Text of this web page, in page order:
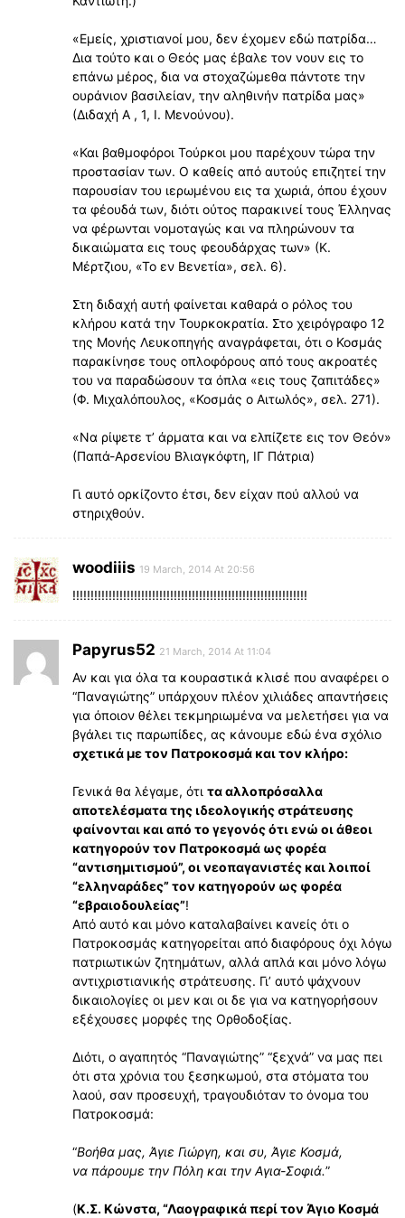
«Εμείς, χριστιανοί μου, δεν έχομεν εδώ πατρίδα…
Δια τούτο και ο Θεός μας έβαλε τον νουν εις το
επάνω μέρος, δια να στοχαζώμεθα πάντοτε την
ουράνιον βασιλείαν, την αληθινήν πατρίδα μας»
(Διδαχή Α , 1, Ι. Μενούνου).
«Και βαθμοφόροι Τούρκοι μου παρέχουν τώρα την
προστασίαν των. Ο καθείς από αυτούς επιζητεί την
παρουσίαν του ιερωμένου εις τα χωριά, όπου έχουν
τα φέουδά των, διότι ούτος παρακινεί τους Έλληνας
να φέρωνται νομοταγώς και να πληρώνουν τα
δικαιώματα εις τους φεουδάρχας των» (Κ.
Μέρτζιου, «Το εν Βενετία», σελ. 6).
Στη διδαχή αυτή φαίνεται καθαρά ο ρόλος του
κλήρου κατά την Τουρκοκρατία. Στο χειρόγραφο 12
της Μονής Λευκοπηγής αναγράφεται, ότι ο Κοσμάς
παρακίνησε τους οπλοφόρους από τους ακροατές
του να παραδώσουν τα όπλα «εις τους ζαπιτάδες»
(Φ. Μιχαλόπουλος, «Κοσμάς ο Αιτωλός», σελ. 271).
«Να ρίψετε τ’ άρματα και να ελπίζετε εις τον Θεόν»
(Παπά-Αρσενίου Βλιαγκόφτη, ΙΓ Πάτρια)
Γι αυτό ορκίζοντο έτσι, δεν είχαν πού αλλού να
στηριχθούν.
woodiiis 19 March, 2014 At 20:56
!!!!!!!!!!!!!!!!!!!!!!!!!!!!!!!!!!!!!!!!!!!!!!!!!!!!!!!!!!!!!!!!!
Papyrus52 21 March, 2014 At 11:04
Αν και για όλα τα κουραστικά κλισέ που αναφέρει ο
“Παναγιώτης” υπάρχουν πλέον χιλιάδες απαντήσεις
για όποιον θέλει τεκμηριωμένα να μελετήσει για να
βγάλει τις παρωπίδες, ας κάνουμε εδώ ένα σχόλιο
σχετικά με τον Πατροκοσμά και τον κλήρο:
Γενικά θα λέγαμε, ότι τα αλλοπρόσαλλα
αποτελέσματα της ιδεολογικής στράτευσης
φαίνονται και από το γεγονός ότι ενώ οι άθεοι
κατηγορούν τον Πατροκοσμά ως φορέα
“αντισημιτισμού”, οι νεοπαγανιστές και λοιποί
“ελληναράδες” τον κατηγορούν ως φορέα
“εβραιοδουλείας”!
Από αυτό και μόνο καταλαβαίνει κανείς ότι ο
Πατροκοσμάς κατηγορείται από διαφόρους όχι λόγω
πατριωτικών ζητημάτων, αλλά απλά και μόνο λόγω
αντιχριστιανικής στράτευσης. Γι’ αυτό ψάχνουν
δικαιολογίες οι μεν και οι δε για να κατηγορήσουν
εξέχουσες μορφές της Ορθοδοξίας.
Διότι, ο αγαπητός “Παναγιώτης” “ξεχνά” να μας πει
ότι στα χρόνια του ξεσηκωμού, στα στόματα του
λαού, σαν προσευχή, τραγουδιόταν το όνομα του
Πατροκοσμά:
“Βοήθα μας, Άγιε Γιώργη, και συ, Άγιε Κοσμά,
να πάρουμε την Πόλη και την Αγια-Σοφιά.”
(Κ.Σ. Κώνστα, “Λαογραφικά περί τον Άγιο Κοσμά